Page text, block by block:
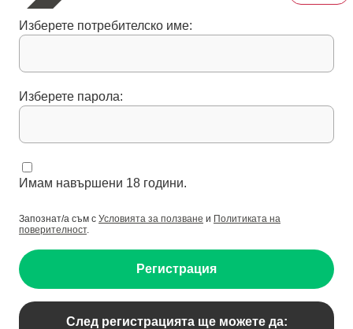
Изберете потребителско име:
Изберете парола:
Имам навършени 18 години.
Запознат/а съм с Условията за ползване и Политиката на
поверителност.
Регистрация
След регистрацията ще можете да: